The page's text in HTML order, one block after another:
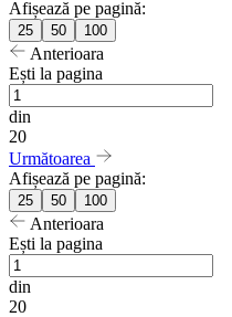
Afișează pe pagină:
25 50 100
Anterioara
Ești la pagina
din
20
Următoarea
Afișează pe pagină:
25 50 100
Anterioara
Ești la pagina
din
20